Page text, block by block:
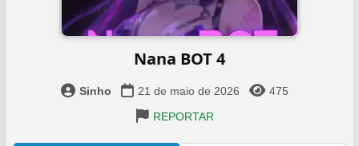
Nana BOT 4
Sinho 21 de maio de 2026
475
REPORTAR